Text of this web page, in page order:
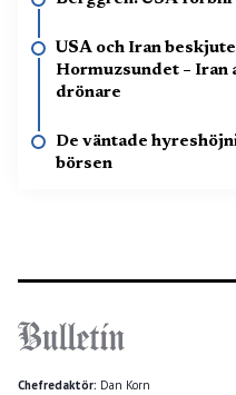
USA och Iran
Hormuzsundet – Iran
drönare
De väntade
börsen
Chefredaktör: Dan Korn